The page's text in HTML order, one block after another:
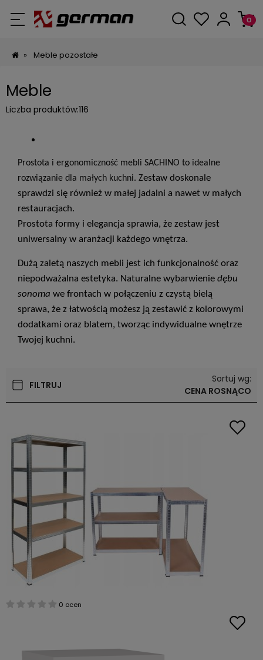
» Meble pozostałe
Meble
Liczba produktów:116
Prostota i ergonomiczność mebli SACHINO to idealne
rozwiązanie dla małych kuchni. Zestaw doskonale
sprawdzi się również w małej jadalni a nawet w małych
restauracjach.
Prostota formy i elegancja sprawia, że zestaw jest
uniwersalny w aranżacji każdego wnętrza.
Dużą zaletą naszych mebli jest ich funkcjonalność oraz
niepodważalna estetyka. Naturalne wybarwienie dębu
sonoma we frontach w połączeniu z czystą bielą
sprawa, że z łatwością możesz ją zestawić z kolorowymi
dodatkami oraz blatem, tworząc indywidualne wnętrze
Twojej kuchni.
FILTRUJ
Sortuj wg:
CENA ROSNĄCO
0 ocen